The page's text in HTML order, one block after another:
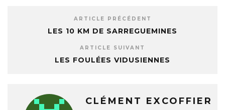
ARTICLE PRÉCÉDENT
LES 10 KM DE SARREGUEMINES
ARTICLE SUIVANT
LES FOULÉES VIDUSIENNES
CLÉMENT EXCOFFIER